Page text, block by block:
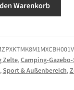
Warenkorb
Zelte,Camping-
,Sport & Außenbereich,